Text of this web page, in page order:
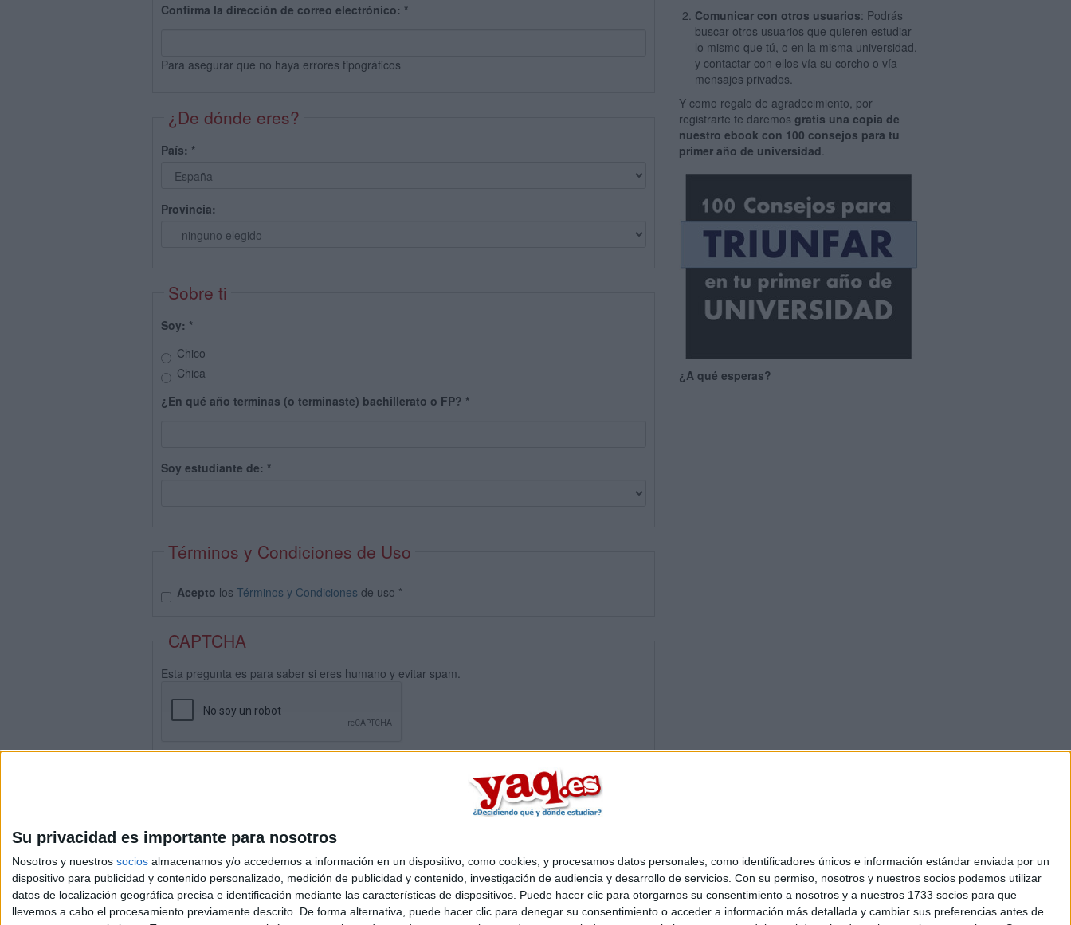
Su privacidad es importante para nosotros
Nosotros y nuestros socios almacenamos y/o accedemos a información en un dispositivo, como cookies, y procesamos datos personales, como identificadores únicos e información estándar enviada por un
dispositivo para publicidad y contenido personalizado, medición de publicidad y contenido, investigación de audiencia y desarrollo de servicios. Con su permiso, nosotros y nuestros socios podemos utilizar
datos de localización geográfica precisa e identificación mediante las características de dispositivos. Puede hacer clic para otorgarnos su consentimiento a nosotros y a nuestros 1733 socios para que
llevemos a cabo el procesamiento previamente descrito. De forma alternativa, puede hacer clic para denegar su consentimiento o acceder a información más detallada y cambiar sus preferencias antes de
Confirma la dirección de correo electrónico: *
Para asegurar que no haya errores tipográficos
¿De dónde eres?
País: *
Provincia:
Sobre ti
Soy: *
Chico
Chica
¿En qué año terminas (o terminaste) bachillerato o FP? *
Soy estudiante de: *
Términos y Condiciones de Uso
Acepto los Términos y Condiciones de uso *
CAPTCHA
Esta pregunta es para saber si eres humano y evitar spam.
Comunicar con otros usuarios: Podrás
buscar otros usuarios que quieren estudiar
lo mismo que tú, o en la misma universidad,
y contactar con ellos vía su corcho o vía
mensajes privados.
Y como regalo de agradecimiento, por
registrarte te daremosgratis una copia de
nuestro ebook con 100 consejos para tu
primer año de universidad.
¿A qué esperas?
Quiénes somos |Contactar| Anúnciate
Aviso legal|Politica de privacidad|Condiciones generales|Política de cookies